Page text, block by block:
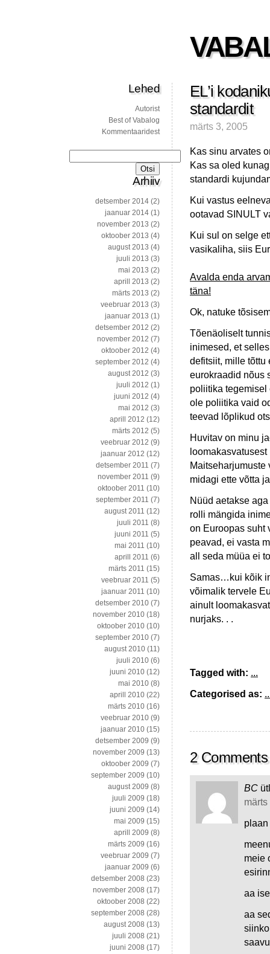
EL’i
standardit
märts 3, 2005
Kas sinu arvates
Kas sa oled
standardi
Kui vastus
ootavad SINULT
Kui sul on selge
vasikaliha, siis
Avalda enda
täna!
Ok, natuke
Tõenäoliselt
inimesed, et
defitsiit, mille tõttu
eurokraadid nõus
poliitika tegemisel
ole poliitika vaid
teevad lõplikud
Huvitav on minu
Maitseharjumuste
midagi ette võtta
Nüüd aetakse
rolli mängida
on Euroopas suht
peavad, ei vasta
all seda müüa ei
Samas…kui kõik
võimalik tervele
ainult
nurjaks. . .
Tagged with: ...
Categorised as:
2 Comments
BC
meie
aa
aa
Lehed
Autorist
Best of Vabalog
Kommentaaridest
Arhiiv
detsember 2014 (2)
jaanuar 2014 (1)
november 2013 (2)
oktoober 2013 (4)
august 2013 (4)
juuli 2013 (3)
mai 2013 (2)
aprill 2013 (2)
märts 2013 (2)
veebruar 2013 (3)
jaanuar 2013 (1)
detsember 2012 (2)
november 2012 (7)
oktoober 2012 (4)
september 2012 (4)
august 2012 (3)
juuli 2012 (1)
juuni 2012 (4)
mai 2012 (3)
aprill 2012 (12)
märts 2012 (5)
veebruar 2012 (9)
jaanuar 2012 (12)
detsember 2011 (7)
november 2011 (9)
oktoober 2011 (10)
september 2011 (7)
august 2011 (12)
juuli 2011 (8)
juuni 2011 (5)
mai 2011 (10)
aprill 2011 (6)
märts 2011 (15)
veebruar 2011 (5)
jaanuar 2011 (10)
detsember 2010 (7)
november 2010 (18)
oktoober 2010 (10)
september 2010 (7)
august 2010 (11)
juuli 2010 (6)
juuni 2010 (12)
mai 2010 (8)
aprill 2010 (22)
märts 2010 (16)
veebruar 2010 (9)
jaanuar 2010 (15)
detsember 2009 (9)
november 2009 (13)
oktoober 2009 (7)
september 2009 (10)
august 2009 (8)
juuli 2009 (18)
juuni 2009 (14)
mai 2009 (15)
aprill 2009 (8)
märts 2009 (16)
veebruar 2009 (7)
jaanuar 2009 (6)
detsember 2008 (23)
november 2008 (17)
oktoober 2008 (22)
september 2008 (28)
august 2008 (13)
juuli 2008 (21)
juuni 2008 (17)